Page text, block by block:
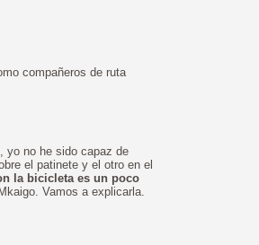
compañeros de ruta
yo no he sido capaz de
el patinete y el otro en el
la bicicleta es un poco
Vamos a explicarla.